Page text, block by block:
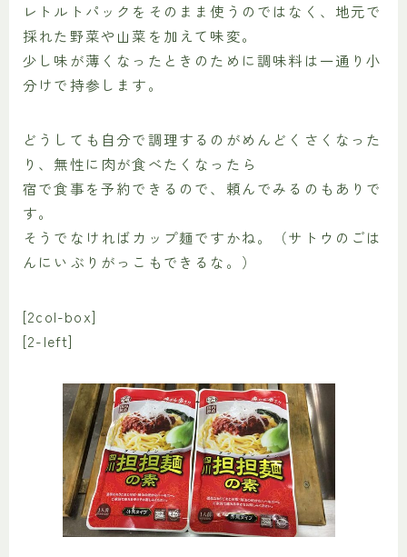
レトルトパックをそのまま使うのではなく、地元で
採れた野菜や山菜を加えて味変。
少し味が薄くなったときのために調味料は一通り小
分けで持参します。
どうしても自分で調理するのがめんどくさくなった
り、無性に肉が食べたくなったら
宿で食事を予約できるので、頼んでみるのもありで
す。
そうでなければカップ麺ですかね。（サトウのごは
んにいぶりがっこもできるな。）
[2col-box]
[2-left]